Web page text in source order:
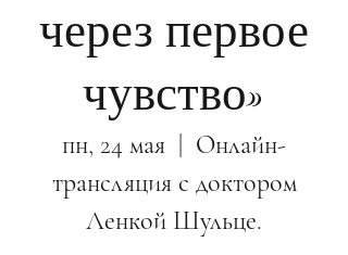
через первое
чувство»
пн, 24 мая
Онлайн-
трансляция с доктором
Ленкой Шульце.